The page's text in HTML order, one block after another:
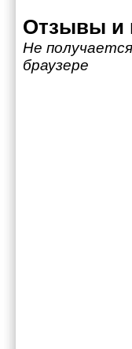
Отзывы и
Не
браузере